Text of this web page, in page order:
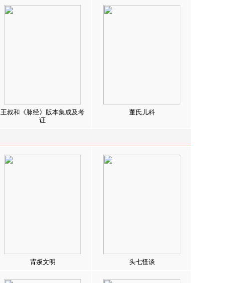
王叔和《脉经》版本集成及考
证
董氏儿科
背叛文明 头七怪谈